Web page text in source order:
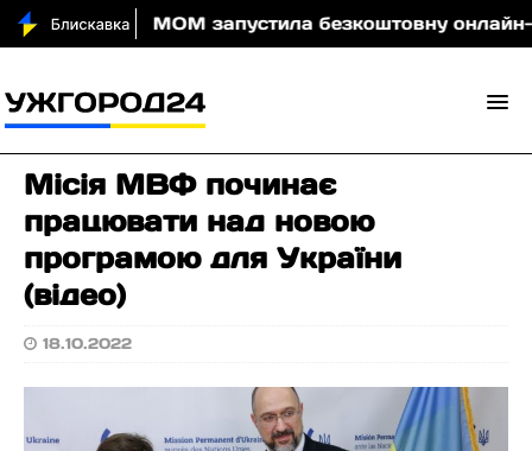
вночі МОМ запустила безкоштовну онлайн-гру,
Місія МВФ починає
працювати над новою
програмою для України
(відео)
18.10.2022